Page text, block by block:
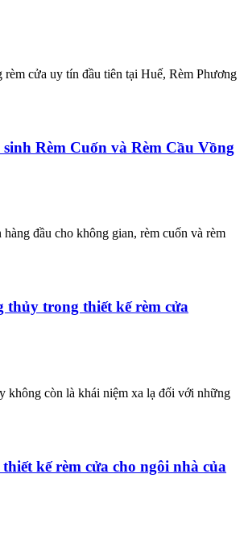
cửa uy tín đầu tiên tại Huế, Rèm Phương
Rèm Cuốn và Rèm Cầu Vồng
đầu cho không gian, rèm cuốn và rèm
thủy trong thiết kế rèm cửa
không còn là khái niệm xa lạ đối với những
kế rèm cửa cho ngôi nhà của